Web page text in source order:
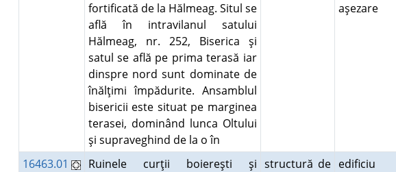
fortificată de la Hălmeag. Situl se
află în intravilanul satului
Hălmeag, nr. 252, Biserica şi
satul se află pe prima terasă iar
dinspre nord sunt dominate de
înălţimi împădurite. Ansamblul
bisericii este situat pe marginea
terasei, dominând lunca Oltului
şi supraveghind de la o în
aşezare
16463.01
Ruinele curţii boiereşti şi structură de edificiu